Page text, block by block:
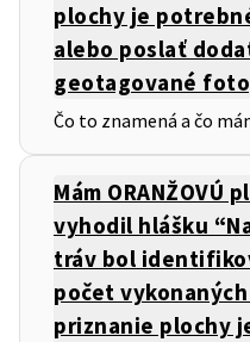
plochy je
alebo poslať
geotagované
Čo to znamená a čo
Mám ORANŽOVÚ
vyhodil hlášku
tráv bol
počet
priznanie plochy